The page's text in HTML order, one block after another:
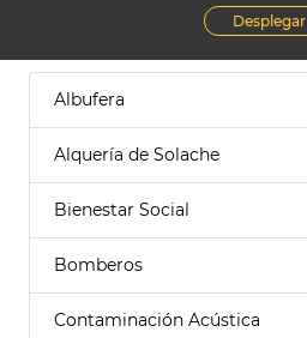
Desplegar
Albufera
Alquería de Solache
Bienestar Social
Bomberos
Contaminación Acústica